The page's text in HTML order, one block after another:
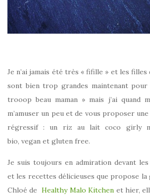
Je n’ai jamais été très « fifille » et les
sont bien trop grandes maintenant pour
trooop beau maman » mais j’ai quand
m’amuser un peu et de vous proposer
régressif : un riz au lait coco girly
bio, vegan et gluten free.
Je suis toujours en admiration devant
et les recettes délicieuses que propose la
Chloé deHealthy Malo Kitchen et hier,